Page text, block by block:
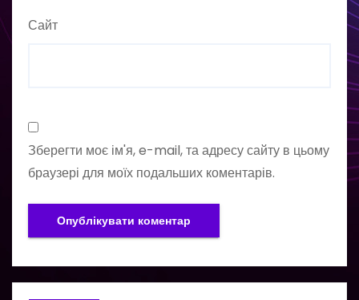
Сайт
Зберегти моє ім'я, e-mail, та адресу сайту в цьому
браузері для моїх подальших коментарів.